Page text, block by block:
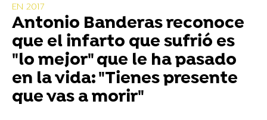
EN 2017
Antonio Banderas reconoce
que el infarto que sufrió es
"lo mejor" que le ha pasado
en la vida: "Tienes presente
que vas a morir"